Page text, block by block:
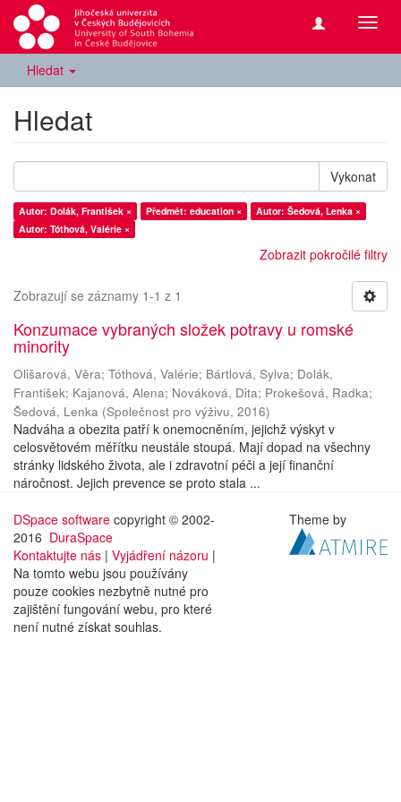
Hledat
Hledat
Vykonat
Autor: Dolák, František × Předmět: education ×
Autor: Šedová, Lenka ×
Autor: Tóthová, Valérie ×
Zobrazit pokročilé filtry
Zobrazují se záznamy 1-1 z 1
Konzumace vybraných složek potravy u romské
minority
Olišarová, Věra; Tóthová, Valérie; Bártlová, Sylva; Dolák,
František; Kajanová, Alena; Nováková, Dita; Prokešová, Radka;
Šedová, Lenka (Společnost pro výživu, 2016)
Nadváha a obezita patří k onemocněním, jejichž výskyt v
celosvětovém měřítku neustále stoupá. Mají dopad na všechny
stránky lidského života, ale i zdravotní péči a její finanční
náročnost. Jejich prevence se proto stala ...
DSpace software copyright © 2002-
2016 DuraSpace
Kontaktujte nás | Vyjádření názoru |
Na tomto webu jsou používány
pouze cookies nezbytně nutné pro
zajištění fungování webu, pro které
není nutné získat souhlas.
Theme by